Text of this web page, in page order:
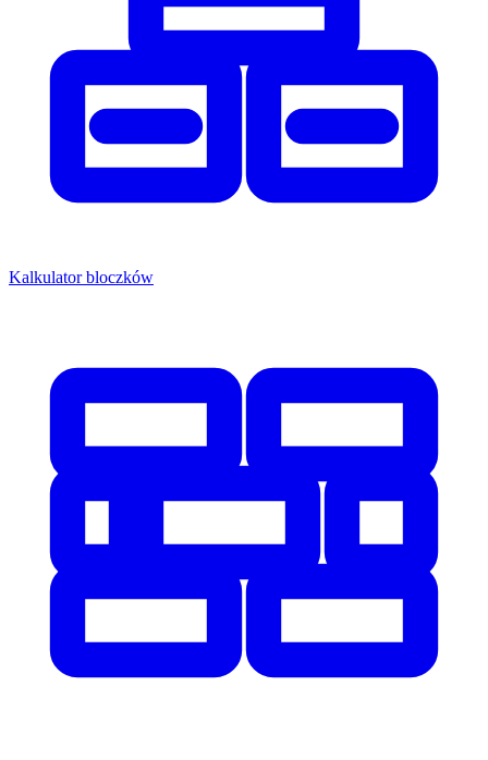
Kalkulator bloczków